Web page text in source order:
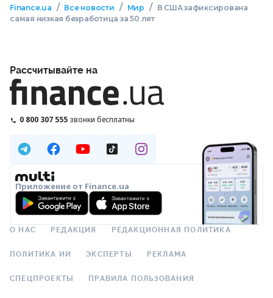
Finance.ua / Все новости / Мир /
В США зафиксирована
самая низкая безработица за 50 лет
Рассчитывайте на
0 800 307 555 звонки бесплатны
Приложение от Finance.ua
О НАС РЕДАКЦИЯ РЕДАКЦИОННАЯ ПОЛИТИКА
ПОЛИТИКА ИИ ЭКСПЕРТЫ РЕКЛАМА
СПЕЦПРОЕКТЫ ПРАВИЛА ПОЛЬЗОВАНИЯ